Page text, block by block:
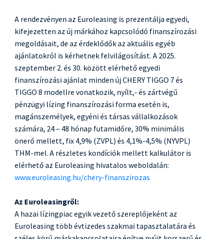
A rendezvényen az Euroleasing is prezentálja egyedi,
kifejezetten az új márkához kapcsolódó finanszírozási
megoldásait, de az érdeklődők az aktuális egyéb
ajánlatokról is kérhetnek felvilágosítást. A 2025.
szeptember 2. és 30. között elérhető egyedi
finanszírozási ajánlat minden új CHERY TIGGO 7 és
TIGGO 8 modellre vonatkozik, nyílt,- és zártvégű
pénzügyi lízing finanszírozási forma esetén is,
magánszemélyek, egyéni és társas vállalkozások
számára, 24 – 48 hónap futamidőre, 30% minimális
önerő mellett, fix 4,9% (ZVPL) és 4,1%-4,5% (NYVPL)
THM-mel. A részletes kondíciók mellett kalkulátor is
elérhető az Euroleasing hivatalos weboldalán:
www.euroleasing.hu/chery-finanszirozas
Az Euroleasingről:
A hazai lízingpiac egyik vezető szereplőjeként az
Euroleasing több évtizedes szakmai tapasztalatára és